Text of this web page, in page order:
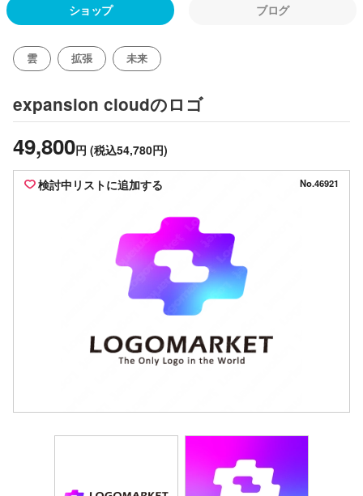
ショップ ブログ
雲 拡張 未来
expansion cloudのロゴ
49,800円 (税込54,780円)
検討中リストに追加する No.46921